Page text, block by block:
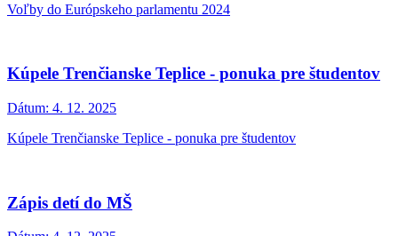
Voľby do Európskeho parlamentu 2024
Kúpele Trenčianske Teplice - ponuka pre študentov
Dátum: 4. 12. 2025
Kúpele Trenčianske Teplice - ponuka pre študentov
Zápis detí do MŠ